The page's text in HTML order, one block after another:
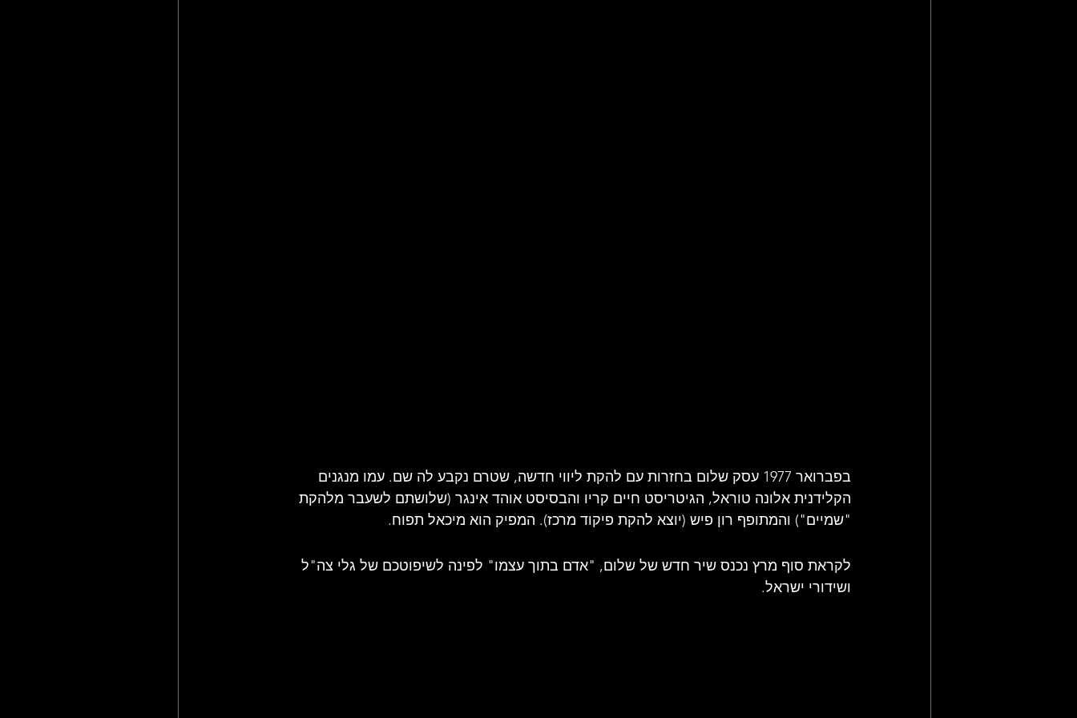
בפברואר 1977 עסק שלום בחזרות עם להקת ליווי חדשה, שטרם נקבע לה שם. עמו מנגנים
הקלידנית אלונה טוראל, הגיטריסט חיים קריו והבסיסט אוהד אינגר (שלושתם לשעבר מלהקת
"שמיים") והמתופף רון פיש (יוצא להקת פיקוד מרכז). המפיק הוא מיכאל תפוח.
לקראת סוף מרץ נכנס שיר חדש של שלום, "אדם בתוך עצמו" לפינה לשיפוטכם של גלי צה"ל
ושידורי ישראל.